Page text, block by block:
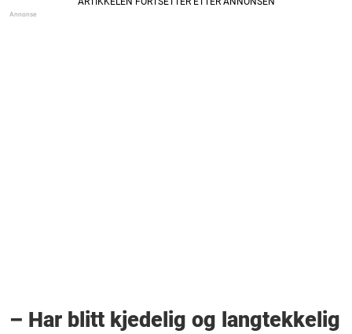
– Har blitt kjedelig og langtekkelig